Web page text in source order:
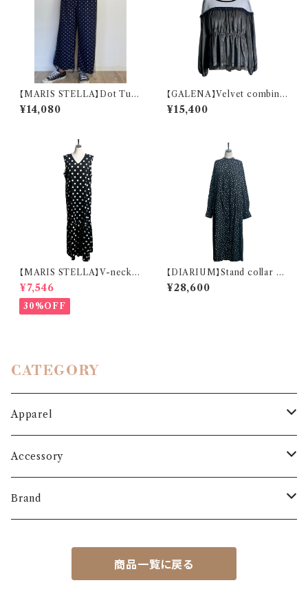
【MARIS STELLA】Dot Tull
e Matching Pants
¥14,080
【GALENA】Velvet combinat
ion tulle top
¥15,400
【MARIS STELLA】V-neck
Maxi Sleeveless One-piece
¥7,546
30%OFF
【DIARIUM】Stand collar Ga
thered One piece
¥28,600
CATEGORY
Apparel
Outer
Coat
Bottoms
Jumper skirt
Accessory
Shoes
Brand
MARIS STELLA
商品一覧に戻る